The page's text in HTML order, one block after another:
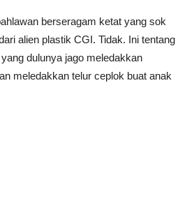
berseragam ketat yang sok
alien plastik CGI. Tidak. Ini tentang
dulunya jago meledakkan
meledakkan telur ceplok buat anak